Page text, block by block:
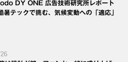
DY ONE 広告技術研究所レポート
テックで挑む、気候変動への「適応」